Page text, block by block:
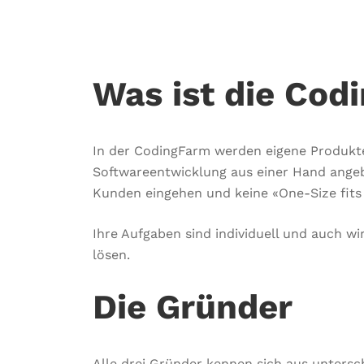
Was ist die
In der CodingFarm werden eigene
Softwareentwicklung aus einer Hand
Kunden eingehen und keine «One-Size
Ihre Aufgaben sind individuell und auch
lösen.
Die Gründer